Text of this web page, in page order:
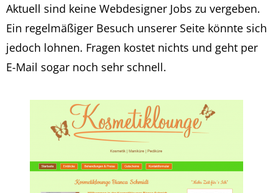
Aktuell sind keine Webdesigner Jobs zu vergeben.
Ein regelmäßiger Besuch unserer Seite könnte sich
jedoch lohnen. Fragen kostet nichts und geht per
E-Mail sogar noch sehr schnell.